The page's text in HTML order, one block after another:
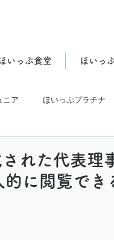
いっぷ食堂 ほいっ
ニア ほいっぷプラチナ
れた代表理
に閲覧でき